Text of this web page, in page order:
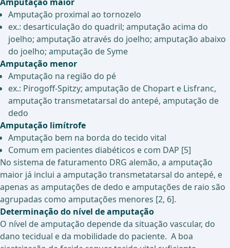
Amputação proximal ao tornozelo
ex.: desarticulação do quadril; amputação acima do
joelho; amputação através do joelho; amputação abaixo
do joelho; amputação de Syme
Amputação menor
Amputação na região do pé
ex.: Pirogoff-Spitzy; amputação de Chopart e Lisfranc,
amputação transmetatarsal do antepé, amputação de
dedo
Amputação limítrofe
Amputação bem na borda do tecido vital
Comum em pacientes diabéticos e com DAP [5]
No sistema de faturamento DRG alemão, a amputação
maior já inclui a amputação transmetatarsal do antepé, e
apenas as amputações de dedo e amputações de raio são
agrupadas como amputações menores [2, 6].
Determinação do nível de amputação
O nível de amputação depende da situação vascular, do
dano tecidual e da mobilidade do paciente. A boa